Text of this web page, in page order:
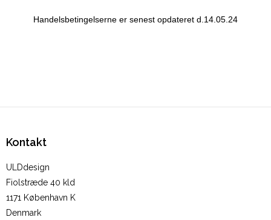
Handelsbetingelserne er senest opdateret d.14.05.24
Kontakt
ULDdesign
Fiolstræde 40 kld
1171 København K
Denmark